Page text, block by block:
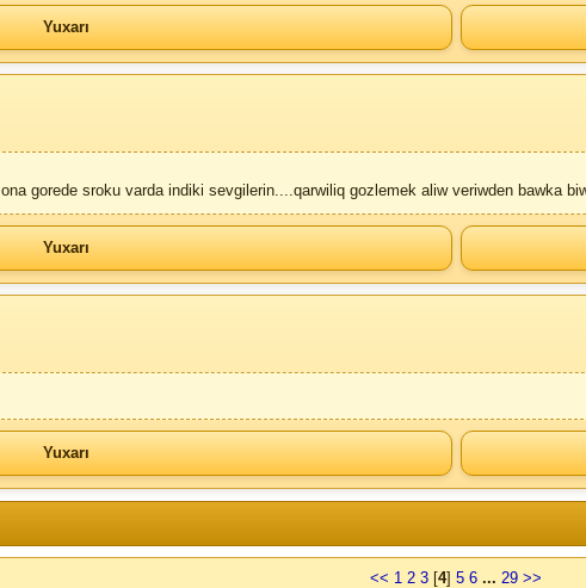
Yuxarı
ona gorede sroku varda indiki sevgilerin....qarwiliq gozlemek aliw veriwden bawka
Yuxarı
Yuxarı
<< 1 2 3 [4] 5 6 ... 29 >>